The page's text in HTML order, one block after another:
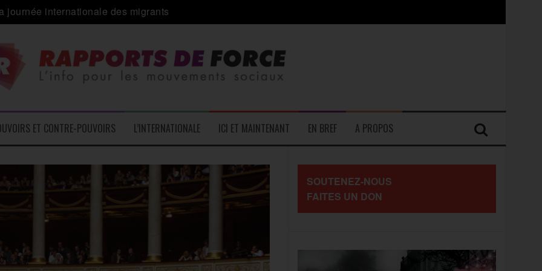
inédite » avec les associations d’usagers ?
contre « l’une des plus grandes attaques jamais menées contre les travailleurs »
ça peut marcher
ET CONTRE-POUVOIRS L’INTERNATIONALE ICI ET MAINTENANT EN BREF A PROPOS
SOUTENEZ-NOUS
FAITES UN DON